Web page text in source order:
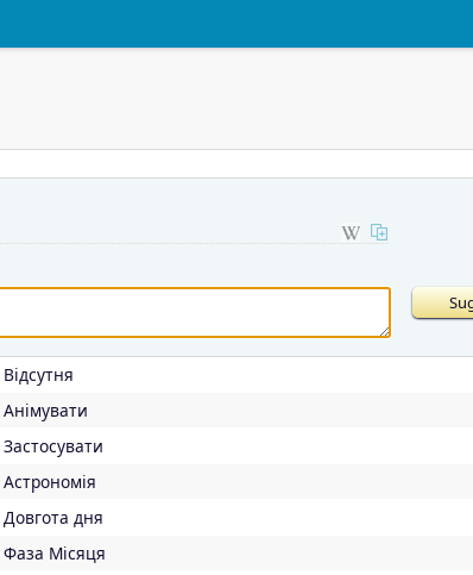
Відсутня
Анімувати
Застосувати
Астрономія
Довгота дня
Фаза Місяця